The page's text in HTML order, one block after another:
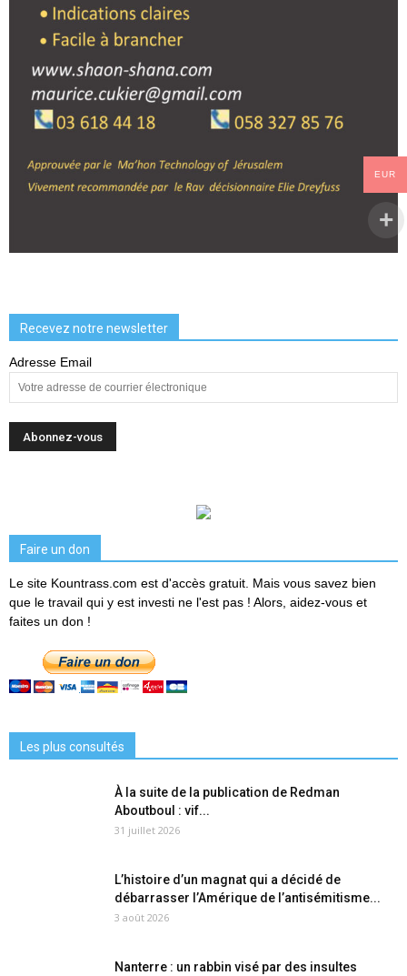
Recevez notre newsletter
Adresse Email
Faire un don
Le site Kountrass.com est d'accès gratuit. Mais vous savez bien
que le travail qui y est investi ne l'est pas ! Alors, aidez-vous et
faites un don !
Les plus consultés
À la suite de la publication de Redman
Aboutboul : vif...
31 juillet 2026
L’histoire d’un magnat qui a décidé de
débarrasser l’Amérique de l’antisémitisme...
3 août 2026
Nanterre : un rabbin visé par des insultes
EUR